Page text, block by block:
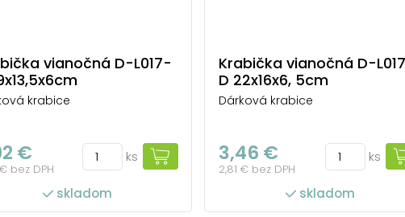
vianočná D-L017-
krabice
€
bez DPH
ks
skladom
Krabička vianočná D-
D 22x16x6, 5cm
Dárková krabice
3,46 €
2,81 € bez DPH
ks
skladom